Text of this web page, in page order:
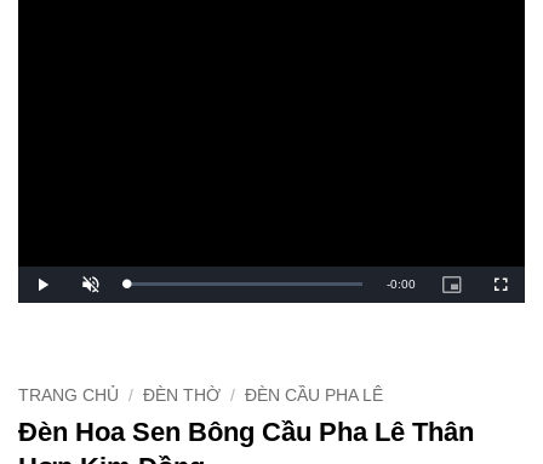
Play UnmuteLoaded:
0%
Remaining
-0:00
Picture-
in-
TRANG CHỦ / ĐÈN THỜ / ĐÈN CẦU PHA LÊ
Đèn Hoa Sen Bông Cầu Pha Lê Thân